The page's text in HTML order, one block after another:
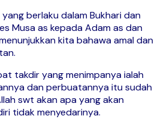
berlaku dalam Bukhari dan
Musa as kepada Adam as dan
kita bahawa amal dan
takdir yang menimpanya ialah
dan perbuatannya itu sudah
swt akan apa yang akan
tidak menyedarinya.